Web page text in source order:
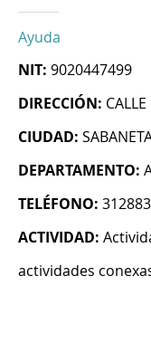
Ayuda
NIT: 9020447499
DIRECCIÓN:
CIUDAD:
DEPARTAMENTO:
TELÉFONO:
ACTIVIDAD:
actividades